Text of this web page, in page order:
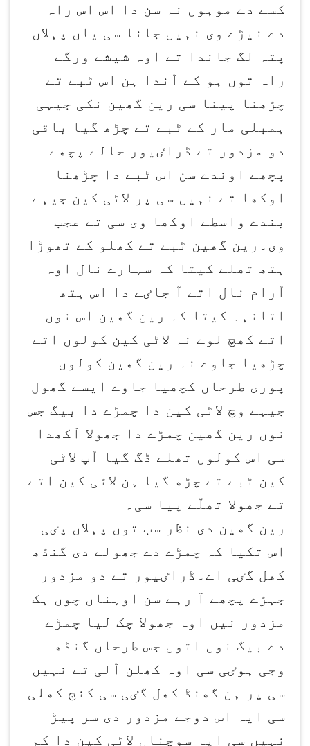
کسے دے موہوں نہ سن دا اس اس راہ
دے نیڑے وی نہیں جانا سی یاں پہلاں
پتہ لگ جاندا تے اوہ شیشے ورگے
راہ توں ہو کے آندا ہن اس ٹبے تے
چڑھنا پینا سی رین گھین نکی جیہی
ہمبلی مار کے ٹبے تے چڑھ گیا باقی
دو مزدور تے ڈراٸیور حالے پچھے
پچھے اوندے سن اس ٹبے دا چڑھنا
اوکھا تے نہیں سی پر لاٹی کین جیہے
بندے واسطے اوکھا وی سی تے عجب
وی۔رین گھین ٹبے تے کھلو کے تھوڑا
ہتھ تھلے کیتا کہ سہارے نال اوہ
آرام نال اتے آ جاٸے دا اس ہتھ
اتانہہ کیتا کہ رین گھین اس نوں
اتے کھچ لوے نہ لاٹی کین کولوں اتے
چڑھیا جاوے نہ رین گھین کولوں
پوری طرحاں کچھیا جاوے ایسے گھول
جیہے وچ لاٹی کین دا چمڑے دا بیگ جس
نوں رین گھین چمڑے دا جھولا آکھدا
سی اس کولوں تھلے ڈگ گیا آپ لاٹی
کین ٹبے تے چڑھ گیا ہن لاٹی کین اتے
تے جھولا تھلّے پیا سی۔
رین گھین دی نظر سب توں پہلاں پٸی
اس تکیا کہ چمڑے دے جھولے دی گنڈھ
کھل گٸی اے۔ڈراٸیور تے دو مزدور
جہڑے پچھے آ رہے سن اوہناں چوں ہک
مزدور نیں اوہ جھولا چک لیا چمڑے
دے بیگ نوں اتوں جس طرحاں گنڈھ
وجی ہوٸی سی اوہ کھلن آلی تے نہیں
سی پر ہن گھنڈ کھل گٸی سی کنج کھلی
سی ایہ اس دوجے مزدور دی سر پیڑ
نہیں سی ایہ سوچناں لاٹی کین دا کم